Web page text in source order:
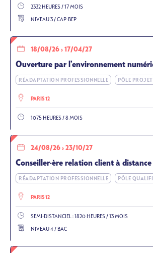
2332 HEURES / 17 MOIS
NIVEAU 3 / CAP-BEP
18/08/26 › 17/04/27
Ouverture par l'environnement
RÉADAPTATION PROFESSIONNELLE PÔLE PROJET
PARIS 12
1075 HEURES / 8 MOIS
24/08/26 › 23/10/27
Conseiller·ère relation client à distance
RÉADAPTATION PROFESSIONNELLE PÔLE
PARIS 12
SEMI-DISTANCIEL : 1820 HEURES / 13 MOIS
NIVEAU 4 / BAC